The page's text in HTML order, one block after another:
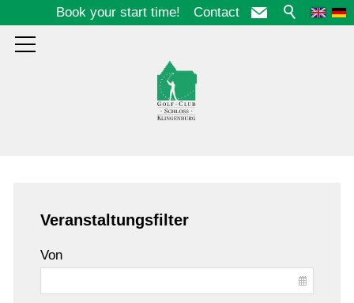
Contact
Book your start time!
Guests
Veranstaltungsfilter
Von